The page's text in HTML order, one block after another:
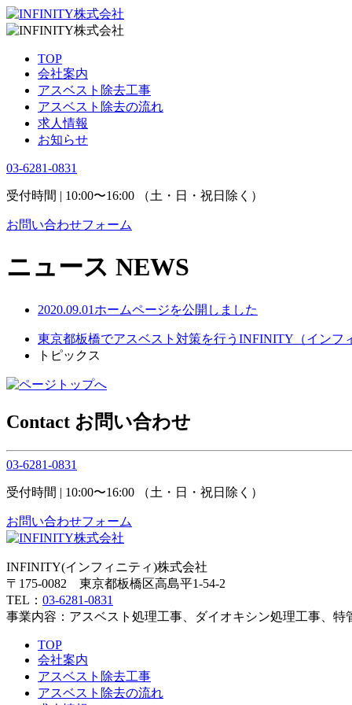
TOP
会社案内
アスベスト除去工事
アスベスト除去の流れ
求人情報
お知らせ
03-6281-0831
受付時間 | 10:00〜16:00 （土・日・祝日除く）
お問い合わせフォーム
ニュース NEWS
2020.09.01 ホームページを公開しました
東京都板橋でアスベスト対策を行うINFINITY（インフ
トピックス
Contact お問い合わせ
03-6281-0831
受付時間 | 10:00〜16:00 （土・日・祝日除く）
お問い合わせフォーム
INFINITY(インフィニティ)株式会社
〒175-0082 東京都板橋区高島平1-54-2
TEL： 03-6281-0831
事業内容：アスベスト処理工事、ダイオキシン処理工事、特
TOP
会社案内
アスベスト除去工事
アスベスト除去の流れ